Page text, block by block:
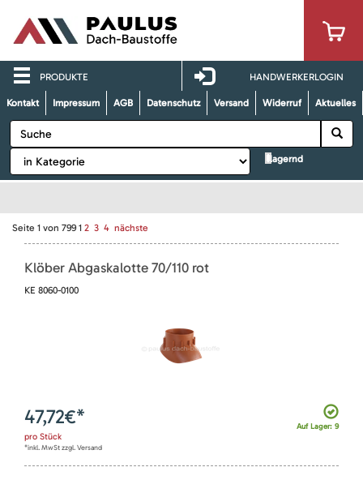
PRODUKTE HANDWERKERLOGIN
Kontakt Impressum AGB Datenschutz Versand Widerruf Aktuelles
lagernd
Seite 1 von 799 1 2 3 4 nächste
Klöber Abgaskalotte 70/110 rot
KE 8060-0100
Auf Lager: 9
47,72€*
pro Stück
*inkl. MwSt zzgl. Versand